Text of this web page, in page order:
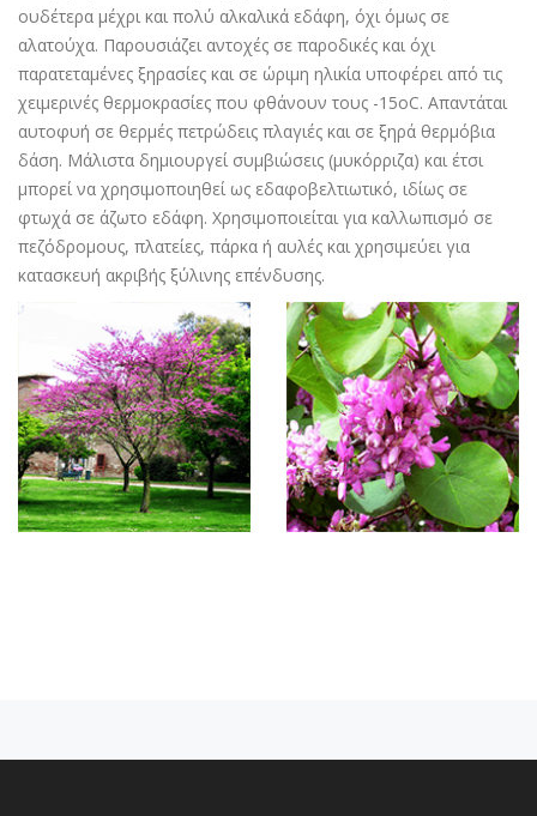
ουδέτερα μέχρι και πολύ αλκαλικά εδάφη, όχι όμως σε
αλατούχα. Παρουσιάζει αντοχές σε παροδικές και όχι
παρατεταμένες ξηρασίες και σε ώριμη ηλικία υποφέρει από τις
χειμερινές θερμοκρασίες που φθάνουν τους -15οC. Απαντάται
αυτοφυή σε θερμές πετρώδεις πλαγιές και σε ξηρά θερμόβια
δάση. Μάλιστα δημιουργεί συμβιώσεις (μυκόρριζα) και έτσι
μπορεί να χρησιμοποιηθεί ως εδαφοβελτιωτικό, ιδίως σε
φτωχά σε άζωτο εδάφη. Χρησιμοποιείται για καλλωπισμό σε
πεζόδρομους, πλατείες, πάρκα ή αυλές και χρησιμεύει για
κατασκευή ακριβής ξύλινης επένδυσης.